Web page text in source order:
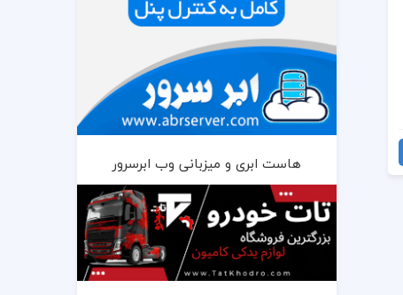
هاست ابری و میزبانی وب ابرسرور